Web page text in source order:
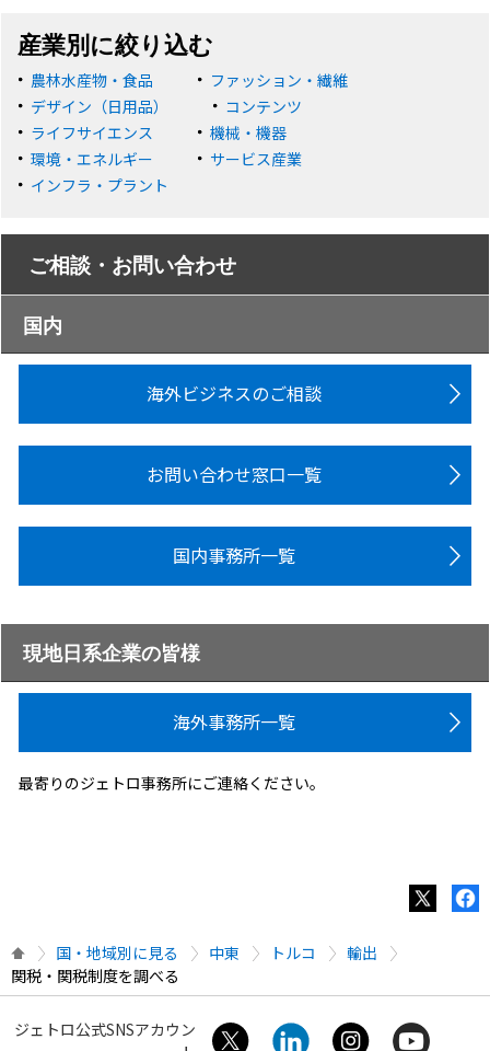
産業別に絞り込む
農林水産物・食品
ファッション・繊維
デザイン（日用品）
コンテンツ
ライフサイエンス
機械・機器
環境・エネルギー
サービス産業
インフラ・プラント
ご相談・お問い合わせ
国内
海外ビジネスのご相談
お問い合わせ窓口一覧
国内事務所一覧
現地日系企業の皆様
海外事務所一覧
最寄りのジェトロ事務所にご連絡ください。
国・地域別に見る 中東 トルコ
輸出
関税・関税制度を調べる
ジェトロ公式SNSアカウン